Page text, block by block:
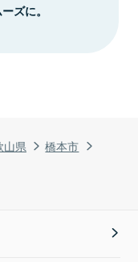
山県
橋本市
ズに。